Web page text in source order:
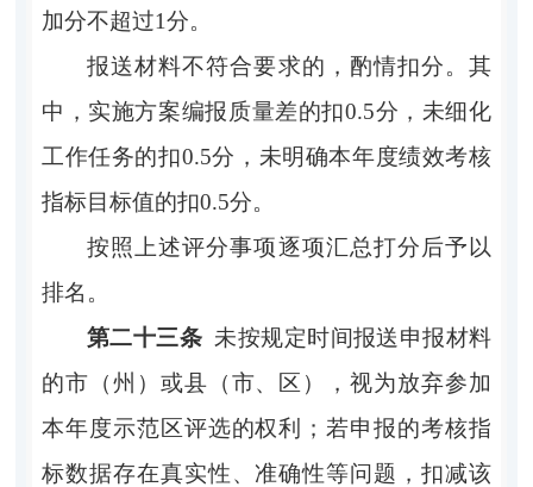
加分不超过1分。
报送材料不符合要求的，酌情扣分。其
中，实施方案编报质量差的扣0.5分，未细化
工作任务的扣0.5分，未明确本年度绩效考核
指标目标值的扣0.5分。
按照上述评分事项逐项汇总打分后予以
排名。
第二十三条 未按规定时间报送申报材料
的市（州）或县（市、区），视为放弃参加
本年度示范区评选的权利；若申报的考核指
标数据存在真实性、准确性等问题，扣减该